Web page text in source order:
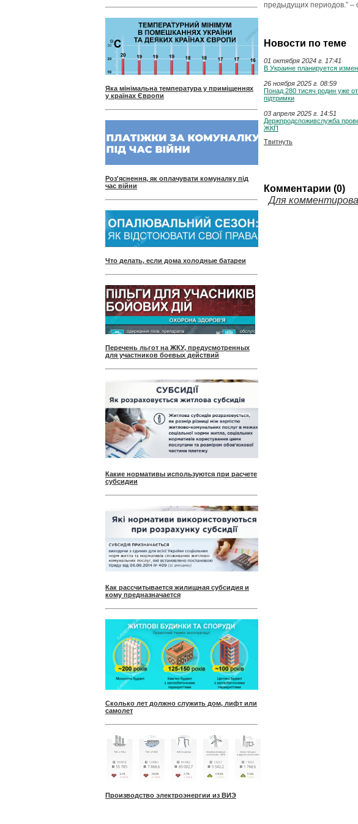
Яка мінімальна температура у приміщеннях
у країнах Європи
Роз'яснення, як оплачувати комуналку під
час війни
Что делать, если дома холодные батареи
Перечень льгот на ЖКУ, предусмотренных
для участников боевых действий
Какие нормативы используются при расчете
субсидии
Как рассчитывается жилищная субсидия и
кому предназначается
Сколько лет должно служить дом, лифт или
самолет
Производство электроэнергии из ВИЭ
предыдущих периодов.” –
Новости по теме
01 октября 2024 г. 17:41
В Украине планируется
26 ноября 2025 г. 08:59
Понад 280 тисяч родин уже
підтримки
03 апреля 2025 г. 14:51
Держпродспоживслужба
ЖКП
Твитнуть
Комментарии (0)
Для